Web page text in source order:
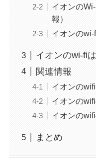
イオンの
報）
イオンの
イオンのwi-fi
関連情報
イオンの
イオンの
イオンの
まとめ